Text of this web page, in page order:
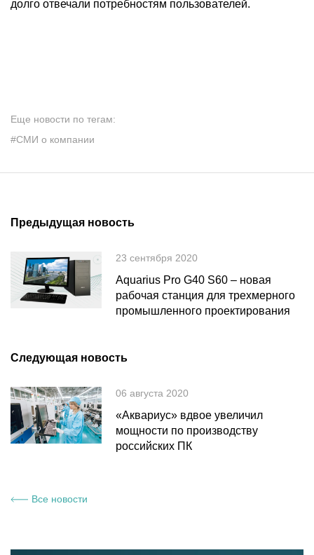
долго отвечали потребностям пользователей.
Еще новости по тегам:
#СМИ о компании
Предыдущая новость
23 сентября 2020
Aquarius Pro G40 S60 – новая
рабочая станция для трехмерного
промышленного проектирования
Следующая новость
06 августа 2020
«Аквариус» вдвое увеличил
мощности по производству
российских ПК
Все новости